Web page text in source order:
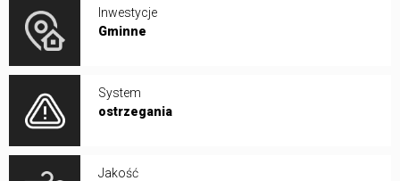
Inwestycje
Gminne
System
ostrzegania
Jakość